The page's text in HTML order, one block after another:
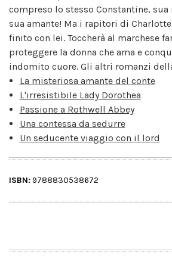
compreso lo stesso Constantine, sua
sua amante! Ma i rapitori di Charlotte
finito con lei. Toccherà al marchese
proteggere la donna che ama e
indomito cuore. Gli altri romanzi
La misteriosa amante del conte
L'irresistibile Lady Dorothea
Passione a Rothwell Abbey
Una contessa da sedurre
Un seducente viaggio con il lord
ISBN: 9788830538672